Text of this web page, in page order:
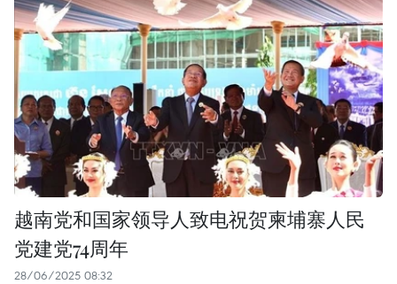
越南党和国家领导人致电祝贺柬埔寨人民
党建党74周年
28/06/2025 08:32